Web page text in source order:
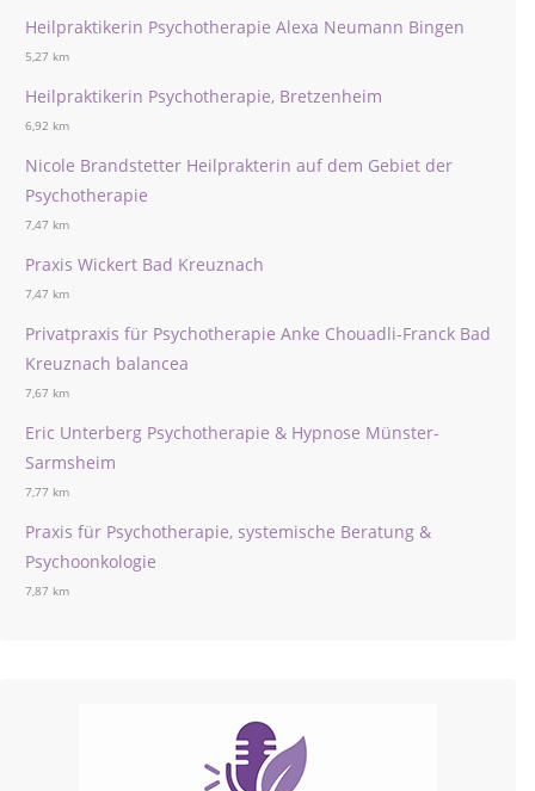
Heilpraktikerin Psychotherapie Alexa Neumann Bingen
5,27 km
Heilpraktikerin Psychotherapie, Bretzenheim
6,92 km
Nicole Brandstetter Heilprakterin auf dem Gebiet der
Psychotherapie
7,47 km
Praxis Wickert Bad Kreuznach
7,47 km
Privatpraxis für Psychotherapie Anke Chouadli-Franck Bad
Kreuznach balancea
7,67 km
Eric Unterberg Psychotherapie & Hypnose Münster-
Sarmsheim
7,77 km
Praxis für Psychotherapie, systemische Beratung &
Psychoonkologie
7,87 km